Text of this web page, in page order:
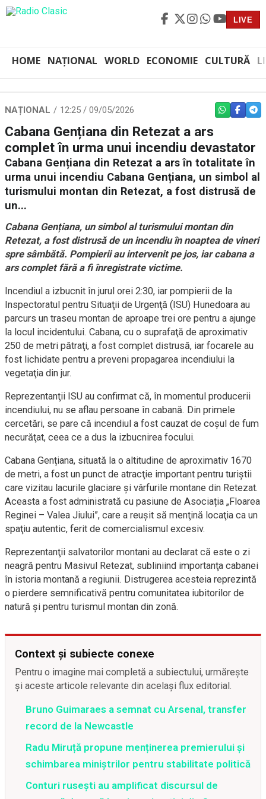
LIVE
HOME NAȚIONAL WORLD ECONOMIE CULTURĂ
NAȚIONAL 12:25 / 09/05/2026 WHATSAPP
Cabana Gențiana din Retezat a ars
complet în urma unui incendiu devastator
Cabana Gențiana din Retezat a ars în totalitate în
urma unui incendiu Cabana Gențiana, un simbol al
turismului montan din Retezat, a fost distrusă de
un...
Cabana Gențiana, un simbol al turismului montan din
Retezat, a fost distrusă de un incendiu în noaptea de vineri
spre sâmbătă. Pompierii au intervenit pe jos, iar cabana a
ars complet fără a fi înregistrate victime.
Incendiul a izbucnit în jurul orei 2:30, iar pompierii de la
Inspectoratul pentru Situaţii de Urgenţă (ISU) Hunedoara au
parcurs un traseu montan de aproape trei ore pentru a ajunge
la locul incidentului. Cabana, cu o suprafaţă de aproximativ
250 de metri pătraţi, a fost complet distrusă, iar focarele au
fost lichidate pentru a preveni propagarea incendiului la
vegetaţia din jur.
Reprezentanţii ISU au confirmat că, în momentul producerii
incendiului, nu se aflau persoane în cabană. Din primele
cercetări, se pare că incendiul a fost cauzat de coşul de fum
necurăţat, ceea ce a dus la izbucnirea focului.
Cabana Gențiana, situată la o altitudine de aproximativ 1670
de metri, a fost un punct de atracţie important pentru turiştii
care vizitau lacurile glaciare şi vârfurile montane din Retezat.
Aceasta a fost administrată cu pasiune de Asociația „Floarea
Reginei – Valea Jiului”, care a reuşit să menţină locaţia ca un
spaţiu autentic, ferit de comercialismul excesiv.
Reprezentanţii salvatorilor montani au declarat că este o zi
neagră pentru Masivul Retezat, subliniind importanţa cabanei
în istoria montană a regiunii. Distrugerea acesteia reprezintă
o pierdere semnificativă pentru comunitatea iubitorilor de
natură și pentru turismul montan din zonă.
Context și subiecte conexe
Pentru o imagine mai completă a subiectului, urmărește
și aceste articole relevante din același flux editorial.
Bruno Guimaraes a semnat cu Arsenal, transfer
record de la Newcastle
Radu Miruță propune menținerea premierului și
schimbarea miniștrilor pentru stabilitate politică
Conturi rusești au amplificat discursul de